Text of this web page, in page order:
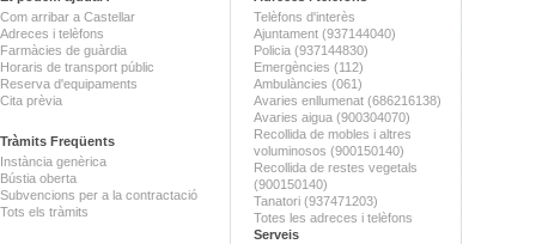
Com arribar a Castellar
Adreces i telèfons
Farmàcies de guàrdia
Horaris de transport públic
Reserva d'equipaments
Cita prèvia
Tràmits Freqüents
Instància genèrica
Bústia oberta
Subvencions per a la contractació
Tots els tràmits
Telèfons d'interès
Ajuntament (937144040)
Policia (937144830)
Emergències (112)
Ambulàncies (061)
Avaries enllumenat (686216138)
Avaries aigua (900304070)
Recollida de mobles i altres
voluminosos (900150140)
Recollida de restes vegetals
(900150140)
Tanatori (937471203)
Totes les adreces i telèfons
Serveis